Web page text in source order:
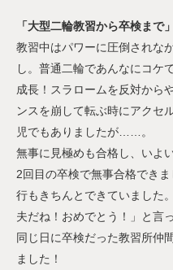
「大型二輪教習から卒検まで」
教習中はパワーに圧倒されな
し。普通二輪であんなにコケ
成長！スラロームを反対から
ンスを崩して転ぶ時にアクセ
児でもありましたが……。
無事に見極めも合格し、いよ
2回目の卒検で無事合格でき
行もきちんとできていました
夫だね！おめでとう！」と言
同じ日に卒検だった教習所仲
ました！